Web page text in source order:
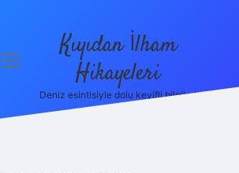
menüyü
Kıyıdan İlham
Hikayeleri
Deniz esintisiyle dolu keyifli bilgiler!